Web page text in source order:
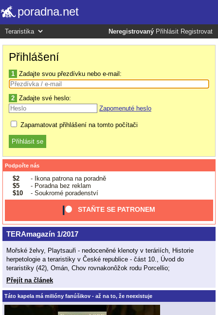
poradna.net
Neregistrovaný Přihlásit Registrovat
Přihlášení
1 Zadajte svou přezdívku nebo e-mail:
2 Zadajte své heslo:
Zapomenuté heslo
Zapamatovat přihlášení na tomto počítači
Podpořte nás
$2
- Ikona patrona na poradně
$5
- Poradna bez reklam
$10
- Soukromé poradenství
STAŇTE SE PATRONEM
TERAmagazín 1/2017
Mořské želvy, Playtsauři - nedoceněné klenoty v teráriích, Historie
herpetologie a teraristiky v České republice - část 10., Úvod do
teraristiky (42), Omán, Chov rovnakonôžok rodu Porcellio;
Přejít na článek
Táto kapela má milióny fanúšikov - až na to, že neexistuje